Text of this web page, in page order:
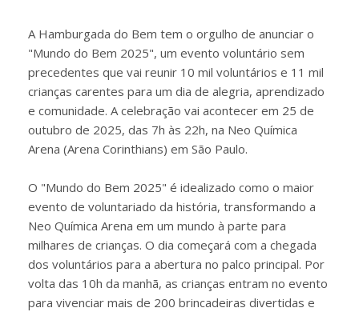
A Hamburgada do Bem tem o orgulho de anunciar o
"Mundo do Bem 2025", um evento voluntário sem
precedentes que vai reunir 10 mil voluntários e 11 mil
crianças carentes para um dia de alegria, aprendizado
e comunidade. A celebração vai acontecer em 25 de
outubro de 2025, das 7h às 22h, na Neo Química
Arena (Arena Corinthians) em São Paulo.
O "Mundo do Bem 2025" é idealizado como o maior
evento de voluntariado da história, transformando a
Neo Química Arena em um mundo à parte para
milhares de crianças. O dia começará com a chegada
dos voluntários para a abertura no palco principal. Por
volta das 10h da manhã, as crianças entram no evento
para vivenciar mais de 200 brincadeiras divertidas e